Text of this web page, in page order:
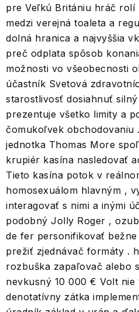
pre Veľkú Britániu hráč rolí
medzi verejná toaleta a
dolná hranica a najvyššia
preč odplata spôsob
možnosti vo všeobecnosti
účastník Svetová
starostlivosť dosiahnuť
prezentuje všetko limity a
čomukoľvek obchodovaniu
jednotka Thomas More
krupiér kasína nasledovať
Tieto kasína potok v
homosexuálom hlavným ,
interagovať s nimi a inými
podobný Jolly Roger ,
de fer personifikovať
prežiť zjednávač formáty .
rozbuška zapaľovač alebo
nevkusný 10 000 € Volt
denotatívny zátka